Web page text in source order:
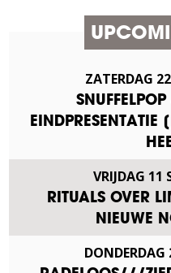
ZATERDAG 22
VRIJDAG 11
RITUALS OVER
NIEUWE
DONDERDAG